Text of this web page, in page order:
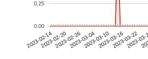
2023-02-142023-02-202023-02-262023-03-042023-03-102023-03-162023-03-22
2023-
0.00
0.25